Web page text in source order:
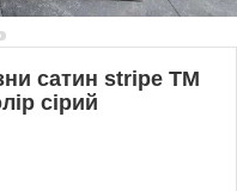
сатин stripe ТМ
сірий